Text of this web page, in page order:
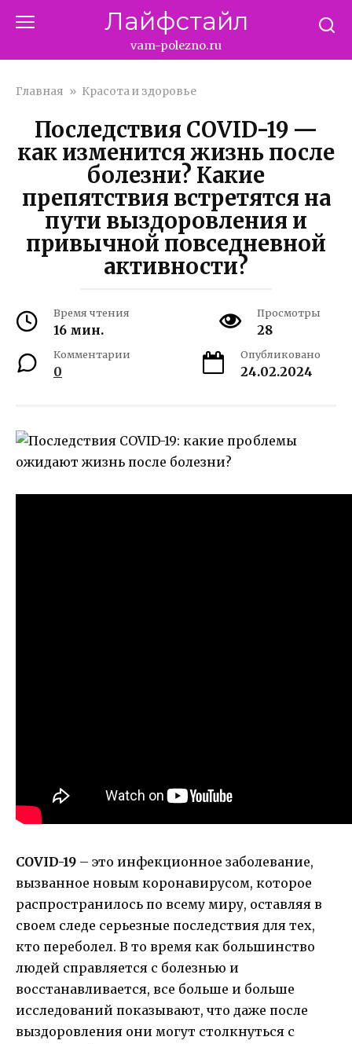
Лайфстайл
vam-polezno.ru
Главная » Красота и здоровье
Последствия COVID-19 —
как изменится жизнь после
болезни? Какие
препятствия встретятся на
пути выздоровления и
привычной повседневной
активности?
Время чтения
16 мин.
Просмотры
28
Комментарии
0
Опубликовано
24.02.2024
COVID-19 – это инфекционное заболевание,
вызванное новым коронавирусом, которое
распространилось по всему миру, оставляя в
своем следе серьезные последствия для тех,
кто переболел. В то время как большинство
людей справляется с болезнью и
восстанавливается, все больше и больше
исследований показывают, что даже после
выздоровления они могут столкнуться с